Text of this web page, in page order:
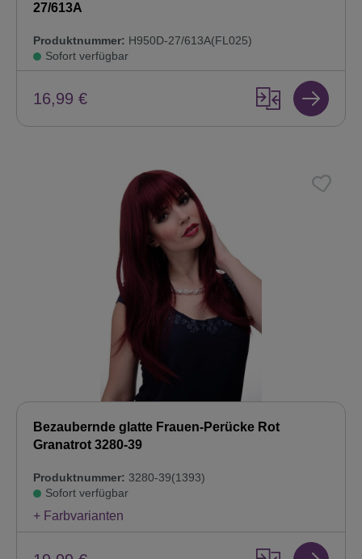
27/613A
Produktnummer: H950D-27/613A(FL025)
Sofort verfügbar
16,99 €
Bezaubernde glatte Frauen-Perücke Rot
Granatrot 3280-39
Produktnummer: 3280-39(1393)
Sofort verfügbar
+ Farbvarianten